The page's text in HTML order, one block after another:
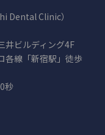
Dental Clinic）
ビルディング4F
各線「新宿駅」徒歩
秒